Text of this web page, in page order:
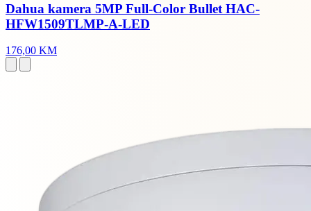
Dahua kamera 5MP Full-Color Bullet HAC-
HFW1509TLMP-A-LED
176,00 KM